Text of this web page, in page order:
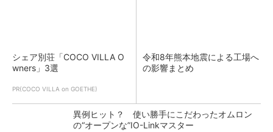
シェア別荘「COCO VILLA O
wners」3選
PR(COCO VILLA on GOETHE)
令和8年熊本地震による工場へ
の影響まとめ
異例ヒット？ 使い勝手にこだわったオムロン
の“オープンな”IO-Linkマスター